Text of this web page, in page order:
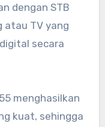
dengan STB
atau TV yang
secara
menghasilkan
kuat, sehingga